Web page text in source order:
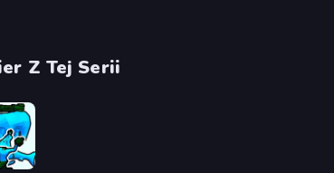
Z Tej Serii
Funny Battle Simulator 2